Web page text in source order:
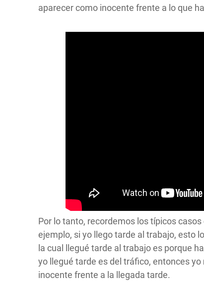
aparecer como inocente frente a lo que
Por lo tanto, recordemos los típicos
ejemplo, si yo llego tarde al trabajo, esto
la cual llegué tarde al trabajo es porque
yo llegué tarde es del tráfico, entonces
inocente frente a la llegada tarde.